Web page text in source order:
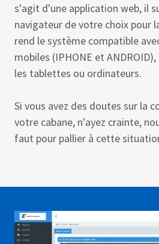
s'agit d'une application web, il
navigateur de votre choix pour
rend le système compatible
mobiles (IPHONE et
les tablettes ou ordinateurs.
Si vous avez des doutes sur la
votre cabane, n'ayez crainte,
faut pour pallier à cette